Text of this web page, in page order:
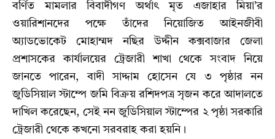
বর্ণিত মামলার বিবাদীগণ অর্থাৎ মৃত এজাহার মিয়া’র
ওয়ারিশানদের পক্ষে তাঁদের নিয়োজিত আইনজীবী
অ্যাডভোকেট মোহাম্মদ নছির উদ্দীন কক্সবাজার জেলা
প্রশাসকের কার্যালয়ের ট্রেজারী শাখা থেকে সংবাদ নিয়ে
জানতে পারেন, বাদী সাদ্দাম হোসেন যে ৩ পৃষ্ঠার নন
জুডিসিয়াল স্টাম্পে জমি বিক্রয় রশিদপত্র সৃজন করে আদালতে
দাখিল করেছেন, সেই নন জুডিসিয়াল স্টাম্পের ২ পৃষ্ঠা সরকারি
ট্রেজারী থেকে কখনো সরবরাহ করা হয়নি।